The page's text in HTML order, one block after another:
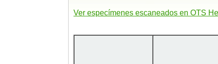
Ver especímenes escaneados en OTS